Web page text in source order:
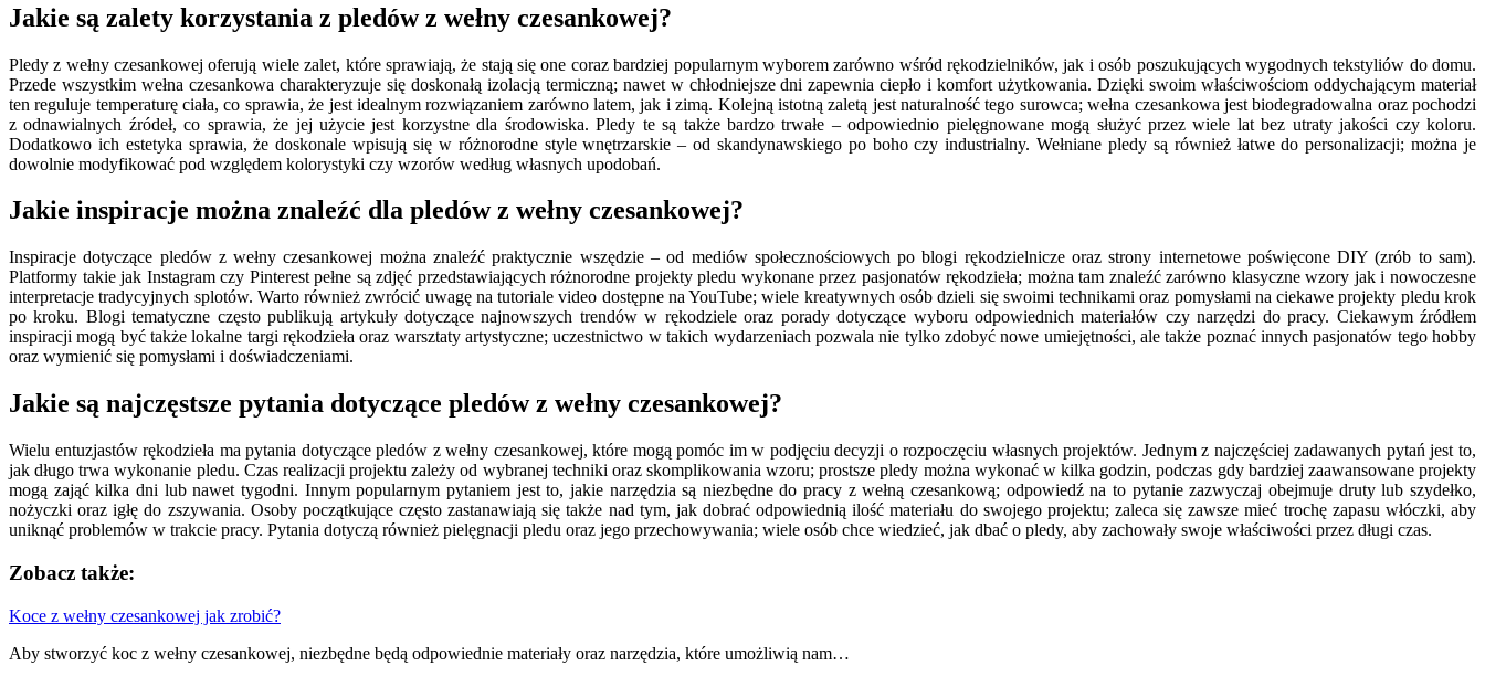
Jakie są zalety korzystania z pledów z wełny czesankowej?
Pledy z wełny czesankowej oferują wiele zalet, które sprawiają, że stają się one coraz bardziej popularnym wyborem zarówno wśród rękodzielników, jak i osób poszukujących wygodnych tekstyliów do domu.
Przede wszystkim wełna czesankowa charakteryzuje się doskonałą izolacją termiczną; nawet w chłodniejsze dni zapewnia ciepło i komfort użytkowania. Dzięki swoim właściwościom oddychającym materiał
ten reguluje temperaturę ciała, co sprawia, że jest idealnym rozwiązaniem zarówno latem, jak i zimą. Kolejną istotną zaletą jest naturalność tego surowca; wełna czesankowa jest biodegradowalna oraz pochodzi
z odnawialnych źródeł, co sprawia, że jej użycie jest korzystne dla środowiska. Pledy te są także bardzo trwałe – odpowiednio pielęgnowane mogą służyć przez wiele lat bez utraty jakości czy koloru.
Dodatkowo ich estetyka sprawia, że doskonale wpisują się w różnorodne style wnętrzarskie – od skandynawskiego po boho czy industrialny. Wełniane pledy są również łatwe do personalizacji; można je
dowolnie modyfikować pod względem kolorystyki czy wzorów według własnych upodobań.
Jakie inspiracje można znaleźć dla pledów z wełny czesankowej?
Inspiracje dotyczące pledów z wełny czesankowej można znaleźć praktycznie wszędzie – od mediów społecznościowych po blogi rękodzielnicze oraz strony internetowe poświęcone DIY (zrób to sam).
Platformy takie jak Instagram czy Pinterest pełne są zdjęć przedstawiających różnorodne projekty pledu wykonane przez pasjonatów rękodzieła; można tam znaleźć zarówno klasyczne wzory jak i nowoczesne
interpretacje tradycyjnych splotów. Warto również zwrócić uwagę na tutoriale video dostępne na YouTube; wiele kreatywnych osób dzieli się swoimi technikami oraz pomysłami na ciekawe projekty pledu krok
po kroku. Blogi tematyczne często publikują artykuły dotyczące najnowszych trendów w rękodziele oraz porady dotyczące wyboru odpowiednich materiałów czy narzędzi do pracy. Ciekawym źródłem
inspiracji mogą być także lokalne targi rękodzieła oraz warsztaty artystyczne; uczestnictwo w takich wydarzeniach pozwala nie tylko zdobyć nowe umiejętności, ale także poznać innych pasjonatów tego hobby
oraz wymienić się pomysłami i doświadczeniami.
Jakie są najczęstsze pytania dotyczące pledów z wełny czesankowej?
Wielu entuzjastów rękodzieła ma pytania dotyczące pledów z wełny czesankowej, które mogą pomóc im w podjęciu decyzji o rozpoczęciu własnych projektów. Jednym z najczęściej zadawanych pytań jest to,
jak długo trwa wykonanie pledu. Czas realizacji projektu zależy od wybranej techniki oraz skomplikowania wzoru; prostsze pledy można wykonać w kilka godzin, podczas gdy bardziej zaawansowane projekty
mogą zająć kilka dni lub nawet tygodni. Innym popularnym pytaniem jest to, jakie narzędzia są niezbędne do pracy z wełną czesankową; odpowiedź na to pytanie zazwyczaj obejmuje druty lub szydełko,
nożyczki oraz igłę do zszywania. Osoby początkujące często zastanawiają się także nad tym, jak dobrać odpowiednią ilość materiału do swojego projektu; zaleca się zawsze mieć trochę zapasu włóczki, aby
uniknąć problemów w trakcie pracy. Pytania dotyczą również pielęgnacji pledu oraz jego przechowywania; wiele osób chce wiedzieć, jak dbać o pledy, aby zachowały swoje właściwości przez długi czas.
Zobacz także:
Koce z wełny czesankowej jak zrobić?
Aby stworzyć koc z wełny czesankowej, niezbędne będą odpowiednie materiały oraz narzędzia, które umożliwią nam…
Nawigacja
wpisu